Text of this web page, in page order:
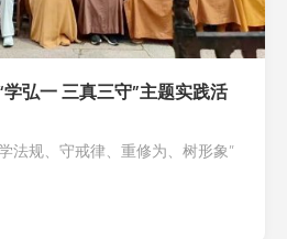
弘一 三真三守”主题实践活
规、守戒律、重修为、树形象”